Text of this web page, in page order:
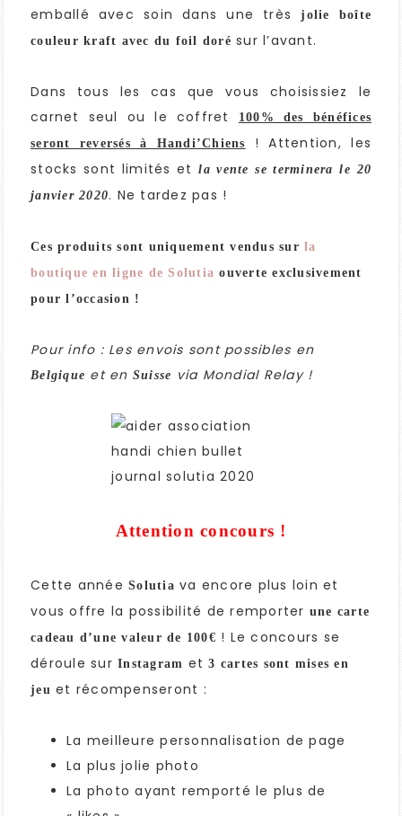
emballé avec soin dans une trèsjolie boîte
couleur kraft avec du foil doré sur l’avant.
Dans tous les cas que vous choisissiez le
carnet seul ou le coffret
100% des bénéfices
seront reversés à Handi’Chiens
! Attention, les
stocks sont limités etla vente se terminera le 20
janvier 2020. Ne tardez pas !
Ces produits sont uniquement vendus sur la
boutique en ligne de Solutia ouverte exclusivement
pour l’occasion !
Pour info : Les envois sont possibles en
Belgique et en Suisse via Mondial Relay !
Attention concours !
Cette année Solutia va encore plus loin et
vous offre la possibilité de remporter une carte
cadeau d’une valeur de 100€ ! Le concours se
déroule sur Instagram et3 cartes sont mises en
jeu et récompenseront :
La meilleure personnalisation de page
La plus jolie photo
La photo ayant remporté le plus de